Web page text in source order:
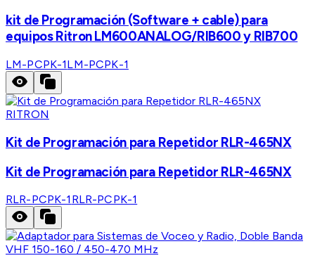
kit de Programación (Software + cable) para
equipos Ritron LM600ANALOG/RIB600 y RIB700
LM-PCPK-1LM-PCPK-1
RITRON
Kit de Programación para Repetidor RLR-465NX
Kit de Programación para Repetidor RLR-465NX
RLR-PCPK-1 RLR-PCPK-1